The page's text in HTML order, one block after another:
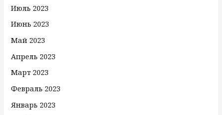
Июль 2023
Июнь 2023
Май 2023
Апрель 2023
Март 2023
Февраль 2023
Январь 2023